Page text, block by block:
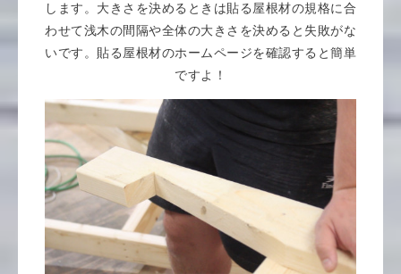
します。大きさを決めるときは貼る屋根材の規格に合
わせて浅木の間隔や全体の大きさを決めると失敗がな
いです。貼る屋根材のホームページを確認すると簡単
ですよ！